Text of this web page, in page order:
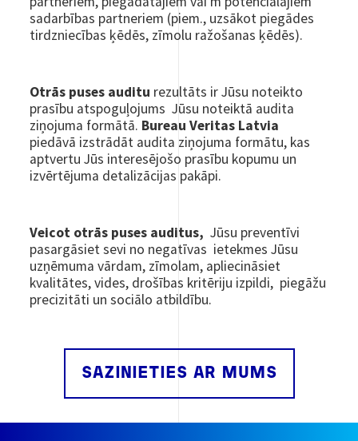
sadarbības partneriem (piem., uzsākot piegādes
tirdzniecības ķēdēs, zīmolu ražošanas ķēdēs).
Otrās puses auditu rezultāts ir Jūsu noteikto
prasību atspoguļojums Jūsu noteiktā audita
ziņojuma formātā. Bureau Veritas Latvia
piedāvā izstrādāt audita ziņojuma formātu, kas
aptvertu Jūs interesējošo prasību kopumu un
izvērtējuma detalizācijas pakāpi.
Veicot otrās puses auditus,Jūsu preventīvi
pasargāsiet sevi no negatīvas ietekmes Jūsu
uzņēmuma vārdam, zīmolam, apliecināsiet
kvalitātes, vides, drošības kritēriju izpildi, piegāžu
precizitāti un sociālo atbildību.
SAZINIETIES AR MUMS